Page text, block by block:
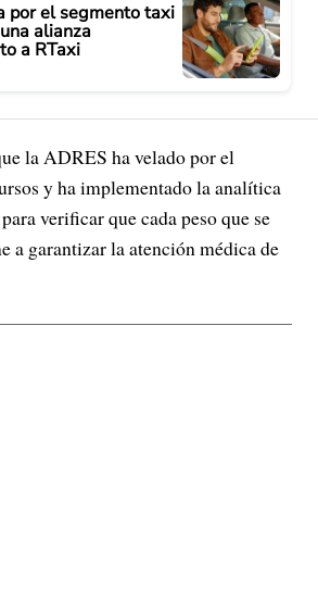
por el segmento taxi
alianza
a RTaxi
la ADRES ha velado por el
y ha implementado la analítica
verificar que cada peso que se
a garantizar la atención médica de